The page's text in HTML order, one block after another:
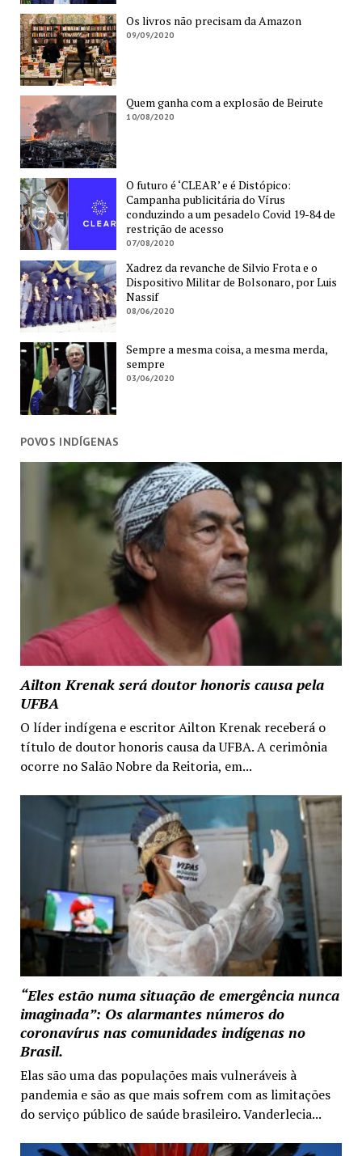
Os livros não precisam da Amazon
09/09/2020
Quem ganha com a explosão de Beirute
10/08/2020
O futuro é ‘CLEAR’ e é Distópico:
Campanha publicitária do Vírus
conduzindo a um pesadelo Covid 19-84 de
restrição de acesso
07/08/2020
Xadrez da revanche de Silvio Frota e o
Dispositivo Militar de Bolsonaro, por Luis
Nassif
08/06/2020
Sempre a mesma coisa, a mesma merda,
sempre
03/06/2020
POVOS INDÍGENAS
Ailton Krenak será doutor honoris causa pela
UFBA
O líder indígena e escritor Ailton Krenak receberá o
título de doutor honoris causa da UFBA. A cerimônia
ocorre no Salão Nobre da Reitoria, em...
“Eles estão numa situação de emergência nunca
imaginada”: Os alarmantes números do
coronavírus nas comunidades indígenas no
Brasil.
Elas são uma das populações mais vulneráveis à
pandemia e são as que mais sofrem com as limitações
do serviço público de saúde brasileiro. Vanderlecia...